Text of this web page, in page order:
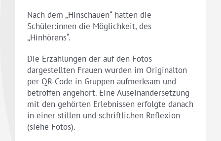
Nach dem „Hinschauen“ hatten die
Schüler:innen die Möglichkeit, des
„Hinhörens“.
Die Erzählungen der auf den Fotos
dargestellten Frauen wurden im Originalton
per QR-Code in Gruppen aufmerksam und
betroffen angehört. Eine Auseinandersetzung
mit den gehörten Erlebnissen erfolgte danach
in einer stillen und schriftlichen Reflexion
(siehe Fotos).